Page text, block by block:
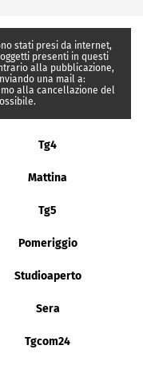
stati presi da internet,
presenti in questi
alla pubblicazione,
una mail a:
alla cancellazione del
Tg4
Mattina
Tg5
Pomeriggio
Studioaperto
Sera
Tgcom24